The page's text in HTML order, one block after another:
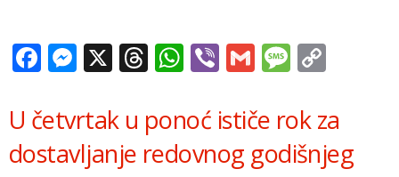
Facebook
Messenger
X Threads
WhatsApp
ViberGmail
U četvrtak u ponoć ističe rok za
dostavljanje redovnog godišnjeg